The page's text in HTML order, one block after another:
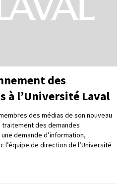
des
à l’Université Laval
des médias de son nouveau
des demandes
demande d’information,
l’équipe de direction de l’Université